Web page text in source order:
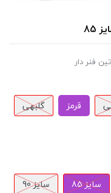
85
فنر دار
قرمز
گلبهی
سایز 85 سایز 90